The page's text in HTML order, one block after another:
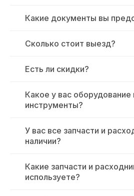
Какие документы вы
Сколько стоит выезд?
Есть ли скидки?
Какое у вас оборудование
инструменты?
У вас все запчасти и
наличии?
Какие запчасти и
используете?